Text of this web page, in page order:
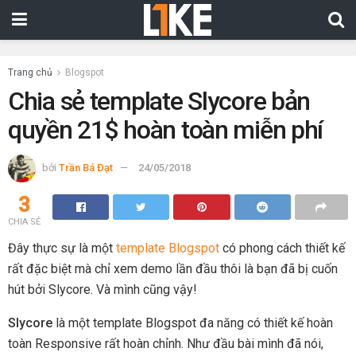
Trang chủ Blogspot
Chia sẻ template Slycore bản
quyền 21$ hoàn toàn miễn phí
bởi Trần Bá Đạt 24/05/2018
3
CHIA SẺ
Đây thực sự là một template Blogspot có phong cách thiết kế
rất đặc biệt mà chỉ xem demo lần đầu thôi là bạn đã bị cuốn
hút bởi Slycore. Và mình cũng vậy!
Slycore là một template Blogspot đa năng có thiết kế hoàn
toàn Responsive rất hoàn chỉnh. Như đầu bài mình đã nói,